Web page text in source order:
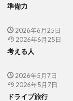
準備力
2026年6月25日
2026年6月25日
考える人
2026年5月7日
2026年5月7日
ドライブ旅行